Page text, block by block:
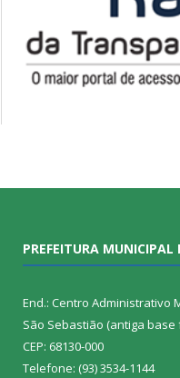
PREFEITURA MUNICIPAL
End.: Centro Administrativo
São Sebastião (antiga base
CEP: 68130-000
Telefone: (93) 3534-1144